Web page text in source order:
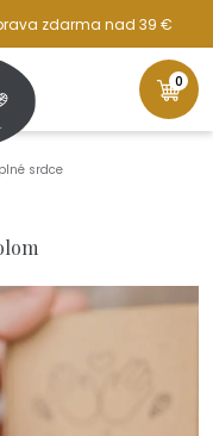
zdarma nad 39 €
0
srdce